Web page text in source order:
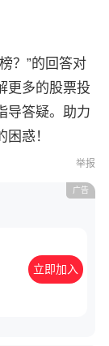
？”的回答对
更多的股票投
导答疑。助力
惑！
举报
立即加入
广告